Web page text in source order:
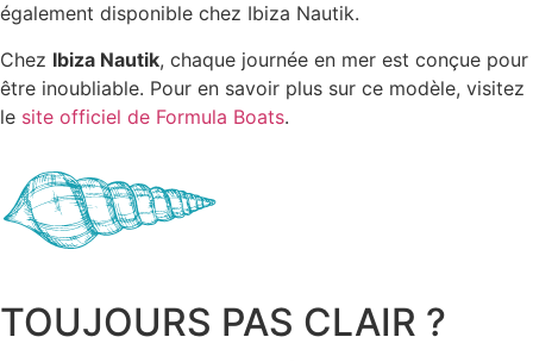
également disponible chez Ibiza Nautik.
Chez Ibiza Nautik, chaque journée en mer est conçue pour
être inoubliable. Pour en savoir plus sur ce modèle, visitez
le site officiel de Formula Boats.
TOUJOURS PAS CLAIR ?